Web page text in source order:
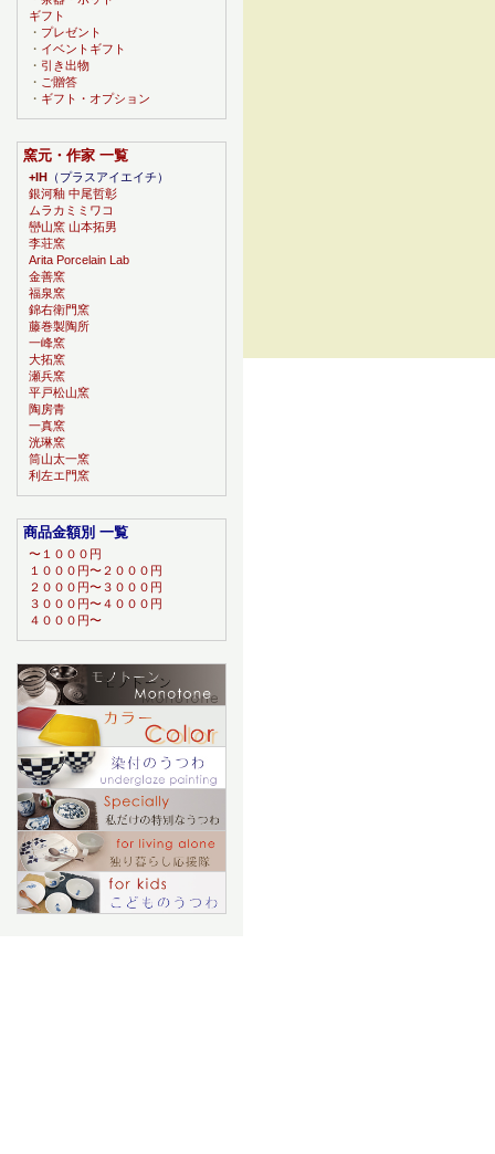
ギフト
・ プレゼント
・ イベントギフト
・ 引き出物
・ ご贈答
・ ギフト・オプション
窯元・作家 一覧
+IH
（プラスアイエイチ）
銀河釉 中尾哲彰
ムラカミミワコ
巒山窯 山本拓男
李荘窯
Arita Porcelain Lab
金善窯
福泉窯
錦右衛門窯
藤巻製陶所
一峰窯
大拓窯
瀬兵窯
平戸松山窯
陶房青
一真窯
洸琳窯
筒山太一窯
利左エ門窯
商品金額別 一覧
〜１０００円
１０００円〜２０００円
２０００円〜３０００円
３０００円〜４０００円
４０００円〜